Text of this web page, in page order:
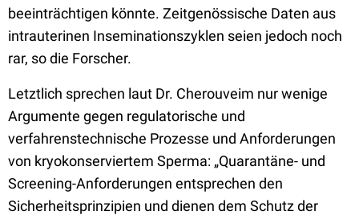
beeinträchtigen könnte. Zeitgenössische Daten aus
intrauterinen Inseminationszyklen seien jedoch noch
rar, so die Forscher.
Letztlich sprechen laut Dr. Cherouveim nur wenige
Argumente gegen regulatorische und
verfahrenstechnische Prozesse und Anforderungen
von kryokonserviertem Sperma: „Quarantäne- und
Screening-Anforderungen entsprechen den
Sicherheitsprinzipien und dienen dem Schutz der